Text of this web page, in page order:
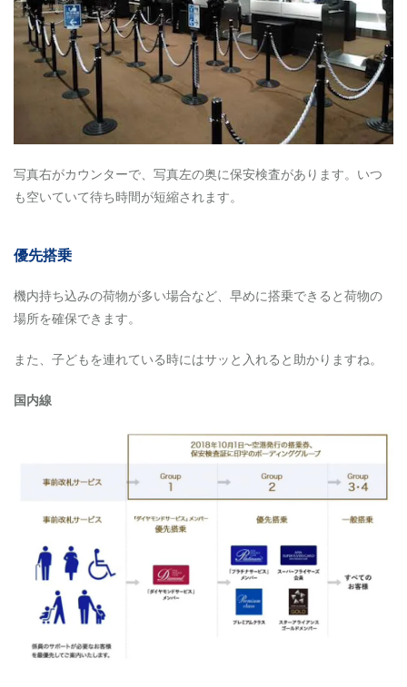
写真右がカウンターで、写真左の奥に保安検査があります。いつ
も空いていて待ち時間が短縮されます。
優先搭乗
機内持ち込みの荷物が多い場合など、早めに搭乗できると荷物の
場所を確保できます。
また、子どもを連れている時にはサッと入れると助かりますね。
国内線